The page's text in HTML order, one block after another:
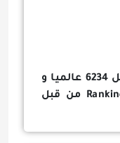
جامعة الزهراوي بتسلسل 6234 عالميا و
بتسلسل ___ محليا في Ranking web من قبل